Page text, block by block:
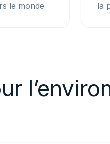
le monde
la